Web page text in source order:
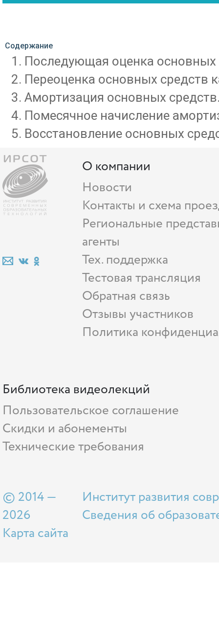
Содержание
Последующая оценка основных
Переоценка основных средств
Амортизация основных
Помесячное начисление
Восстановление основных
О компании
Новости
Контакты и схема
Региональные
агенты
Тех. поддержка
Тестовая трансляция
Обратная связь
Отзывы участников
Политика
Библиотека видеолекций
Пользовательское соглашение
Скидки и абонементы
Технические требования
© 2014 —
2026
Карта сайта
Институт развития
Сведения об